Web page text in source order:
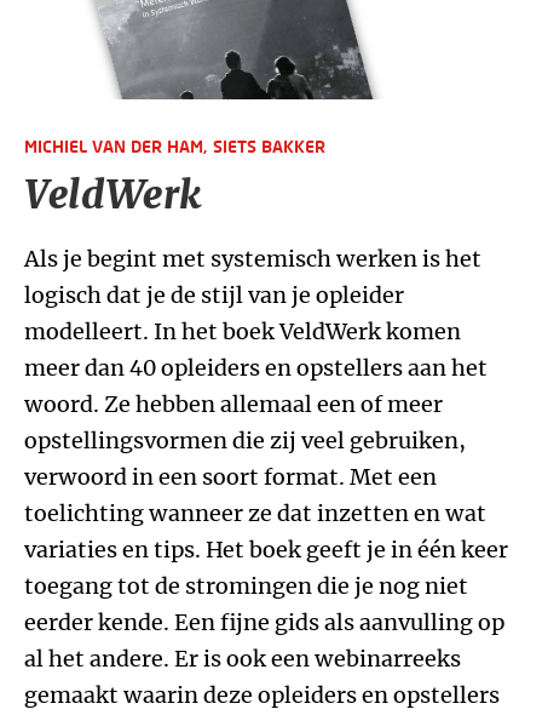
MICHIEL VAN DER HAM, SIETS BAKKER
VeldWerk
Als je begint met systemisch werken is het
logisch dat je de stijl van je opleider
modelleert. In het boek VeldWerk komen
meer dan 40 opleiders en opstellers aan het
woord. Ze hebben allemaal een of meer
opstellingsvormen die zij veel gebruiken,
verwoord in een soort format. Met een
toelichting wanneer ze dat inzetten en wat
variaties en tips. Het boek geeft je in één keer
toegang tot de stromingen die je nog niet
eerder kende. Een fijne gids als aanvulling op
al het andere. Er is ook een webinarreeks
gemaakt waarin deze opleiders en opstellers